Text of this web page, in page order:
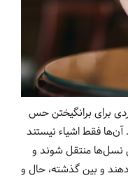
برای برانگیختن حس
فقط اشیاء نیستند
نسل‌ها منتقل شوند و
و بین گذشته، حال و